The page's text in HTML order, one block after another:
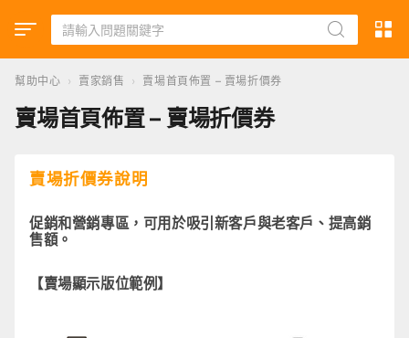
幫助中心 › 賣家銷售 › 賣場首頁佈置 – 賣場折價券
賣場首頁佈置 – 賣場折價券
賣場折價券說明
促銷和營銷專區，可用於吸引新客戶與老客戶、提高銷
售額。
【賣場顯示版位範例】